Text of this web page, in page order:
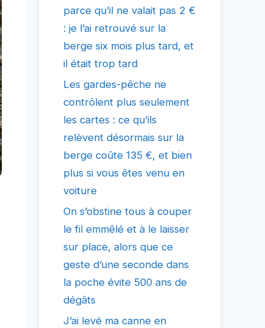
parce qu’il ne valait pas 2 €
: je l’ai retrouvé sur la
berge six mois plus tard, et
il était trop tard
Les gardes-pêche ne
contrôlent plus seulement
les cartes : ce qu’ils
relèvent désormais sur la
berge coûte 135 €, et bien
plus si vous êtes venu en
voiture
On s’obstine tous à couper
le fil emmêlé et à le laisser
sur place, alors que ce
geste d’une seconde dans
la poche évite 500 ans de
dégâts
J’ai levé ma canne en